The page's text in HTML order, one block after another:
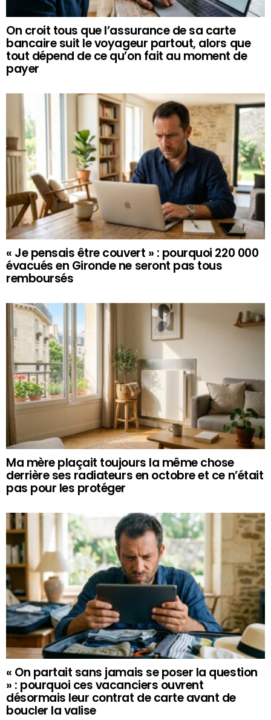
On croit tous que l’assurance de sa carte
bancaire suit le voyageur partout, alors que
tout dépend de ce qu’on fait au moment de
payer
« Je pensais être couvert » : pourquoi 220 000
évacués en Gironde ne seront pas tous
remboursés
Ma mère plaçait toujours la même chose
derrière ses radiateurs en octobre et ce n’était
pas pour les protéger
« On partait sans jamais se poser la question
» : pourquoi ces vacanciers ouvrent
désormais leur contrat de carte avant de
boucler la valise